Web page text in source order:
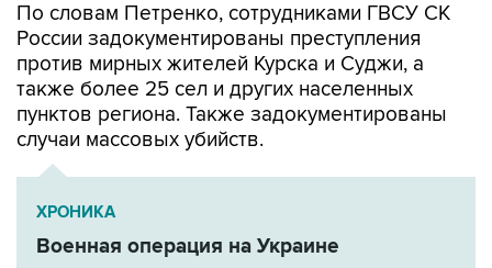
По словам Петренко, сотрудниками ГВСУ СК
России задокументированы преступления
против мирных жителей Курска и Суджи, а
также более 25 сел и других населенных
пунктов региона. Также задокументированы
случаи массовых убийств.
ХРОНИКА
Военная операция на Украине